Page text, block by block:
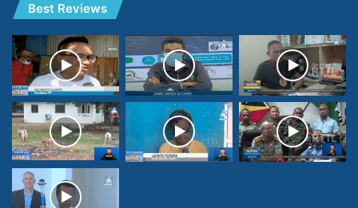
Best Reviews